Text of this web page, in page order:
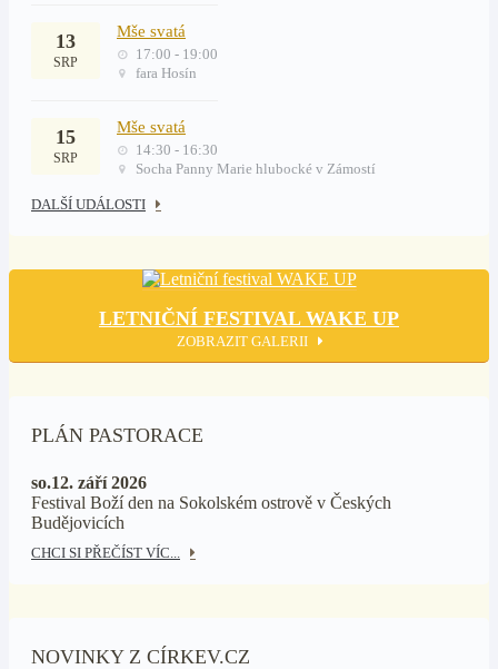
13
SRP
Mše svatá
17:00 - 19:00
fara Hosín
15
SRP
Mše svatá
14:30 - 16:30
Socha Panny Marie hlubocké v Zámostí
DALŠÍ UDÁLOSTI
LETNIČNÍ FESTIVAL WAKE UP
ZOBRAZIT GALERII
PLÁN PASTORACE
so.12. září 2026
Festival Boží den na Sokolském ostrově v Českých
Budějovicích
CHCI SI PŘEČÍST VÍC...
NOVINKY Z CÍRKEV.CZ